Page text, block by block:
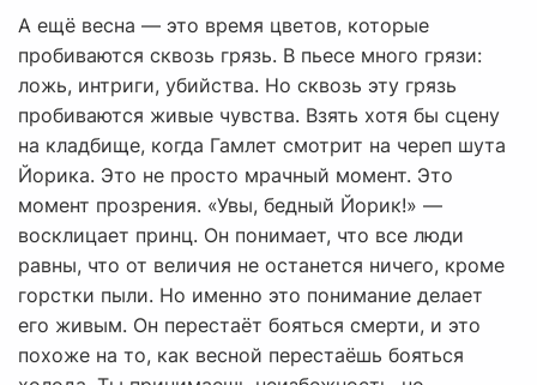
А ещё весна — это время цветов, которые
пробиваются сквозь грязь. В пьесе много грязи:
ложь, интриги, убийства. Но сквозь эту грязь
пробиваются живые чувства. Взять хотя бы сцену
на кладбище, когда Гамлет смотрит на череп шута
Йорика. Это не просто мрачный момент. Это
момент прозрения. «Увы, бедный Йорик!» —
восклицает принц. Он понимает, что все люди
равны, что от величия не останется ничего, кроме
горстки пыли. Но именно это понимание делает
его живым. Он перестаёт бояться смерти, и это
похоже на то, как весной перестаёшь бояться